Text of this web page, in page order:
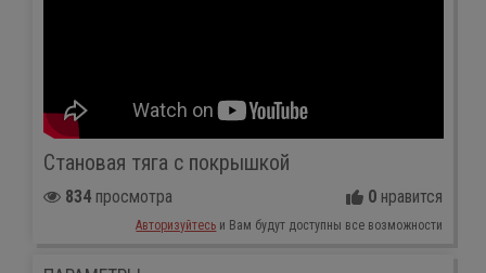
Становая тяга с покрышкой
834просмотра 0нравится
Авторизуйтесь и Вам будут доступны все возможности